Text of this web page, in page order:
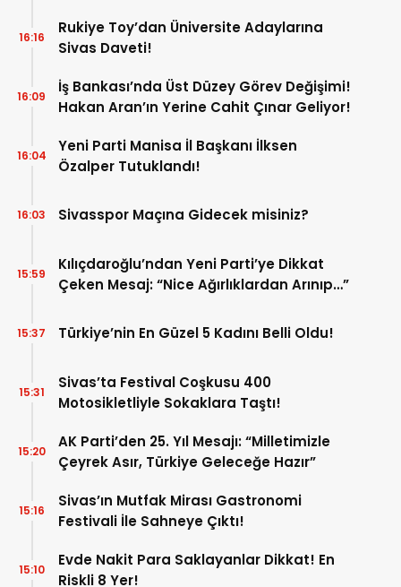
Rukiye Toy’dan Üniversite Adaylarına
Sivas Daveti!
16:16
İş Bankası’nda Üst Düzey Görev Değişimi!
Hakan Aran’ın Yerine Cahit Çınar Geliyor!
16:09
Yeni Parti Manisa İl Başkanı İlksen
Özalper Tutuklandı!
16:04
Sivasspor Maçına Gidecek misiniz?
16:03
Kılıçdaroğlu’ndan Yeni Parti’ye Dikkat
Çeken Mesaj: “Nice Ağırlıklardan Arınıp…”
15:59
Türkiye’nin En Güzel 5 Kadını Belli Oldu!
15:37
Sivas’ta Festival Coşkusu 400
Motosikletliyle Sokaklara Taştı!
15:31
AK Parti’den 25. Yıl Mesajı: “Milletimizle
Çeyrek Asır, Türkiye Geleceğe Hazır”
15:20
Sivas’ın Mutfak Mirası Gastronomi
Festivali İle Sahneye Çıktı!
15:16
Evde Nakit Para Saklayanlar Dikkat! En
Riskli 8 Yer!
15:10